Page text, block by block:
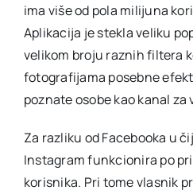
ima više od pola milijuna
Aplikacija je stekla veliku
velikom broju raznih filtera
fotografijama posebne
poznate osobe kao kanal
Za razliku od Facebooka u
Instagram funkcionira po
korisnika. Pri tome vlasnik